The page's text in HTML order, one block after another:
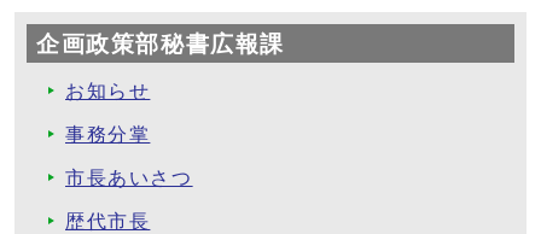
企画政策部秘書広報課
お知らせ
事務分掌
市長あいさつ
歴代市長